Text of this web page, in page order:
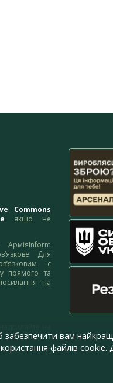
Commons
якщо не
Для
є
прямого та
на
вам
файлів cookie.